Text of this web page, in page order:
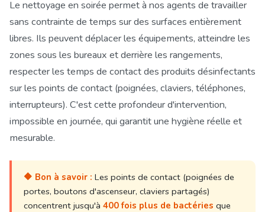
Le nettoyage en soirée permet à nos agents de travailler
sans contrainte de temps sur des surfaces entièrement
libres. Ils peuvent déplacer les équipements, atteindre les
zones sous les bureaux et derrière les rangements,
respecter les temps de contact des produits désinfectants
sur les points de contact (poignées, claviers, téléphones,
interrupteurs). C'est cette profondeur d'intervention,
impossible en journée, qui garantit une hygiène réelle et
mesurable.
🔶 Bon à savoir : Les points de contact (poignées de
portes, boutons d'ascenseur, claviers partagés)
concentrent jusqu'à 400 fois plus de bactéries que